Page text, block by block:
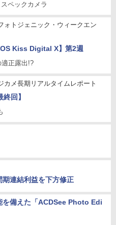
ペックカメラ
ォトジェニック・ウィークエン
Kiss Digital X】第2週
正露出!?
カメ長期リアルタイムレポート
回】
連結利益を下方修正
を備えた「ACDSee Photo Edi